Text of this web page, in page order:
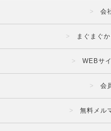
会
まぐまぐ
WEBサ
会
無料メル